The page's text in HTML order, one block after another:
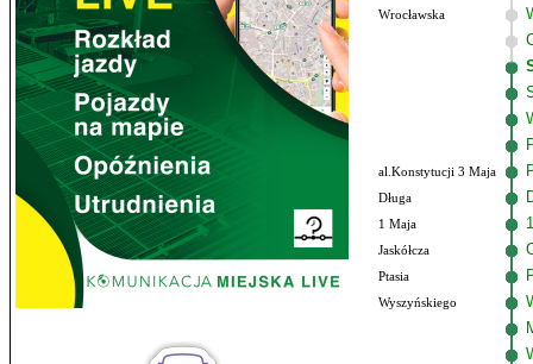
Wrocławska
al.Konstytucji 3 Maja
Długa
1 Maja
Jaskółcza
Ptasia
Wyszyńskiego